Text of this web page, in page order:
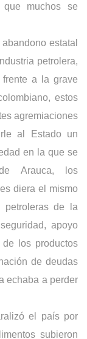
muchos se
estatal
petrolera,
a la grave
estos
agremiaciones
al Estado un
en la que se
Arauca, los
diera el mismo
de la
apoyo
los productos
de deudas
echaba a perder
el país por
subieron